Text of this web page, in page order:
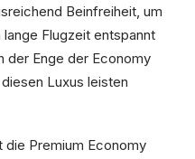
Beinfreiheit, um
lange Flugzeit entspannt
der Enge der Economy
Luxus leisten
die Premium Economy